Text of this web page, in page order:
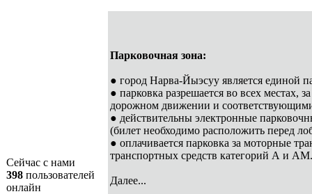
Сейчас с нами
398 пользователей
онлайн
Парковочная зона:
● город Нарва-Йыэсуу является единой
● парковка разрешается во всех местах,
дорожном движении и
● действительны электронные
(билет необходимо расположить перед
● оплачивается парковка за моторные
транспортных средств категорий А и АМ.
Далее...